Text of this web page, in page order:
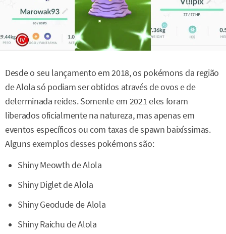
Desde o seu lançamento em 2018, os pokémons da região
de Alola só podiam ser obtidos através de ovos e de
determinada reides. Somente em 2021 eles foram
liberados oficialmente na natureza, mas apenas em
eventos específicos ou com taxas de spawn baixíssimas.
Alguns exemplos desses pokémons são:
Shiny Meowth de Alola
Shiny Diglet de Alola
Shiny Geodude de Alola
Shiny Raichu de Alola